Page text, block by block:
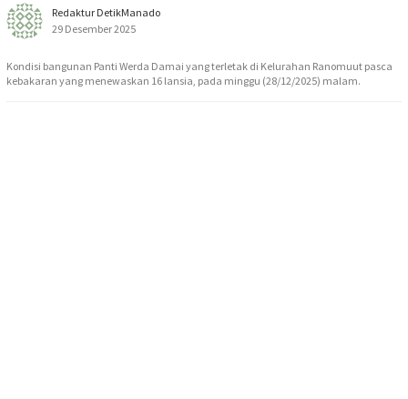
Redaktur DetikManado
29 Desember 2025
Kondisi bangunan Panti Werda Damai yang terletak di Kelurahan Ranomuut pasca
kebakaran yang menewaskan 16 lansia, pada minggu (28/12/2025) malam.